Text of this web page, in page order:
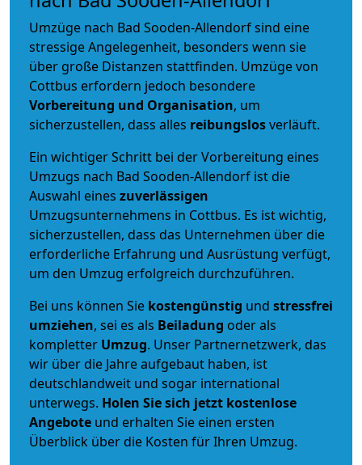
Umzüge nach Bad Sooden-Allendorf sind eine
stressige Angelegenheit, besonders wenn sie
über große Distanzen stattfinden. Umzüge von
Cottbus erfordern jedoch besondere
Vorbereitung und Organisation, um
sicherzustellen, dass alles reibungslosverläuft.
Ein wichtiger Schritt bei der Vorbereitung eines
Umzugs nach Bad Sooden-Allendorf ist die
Auswahl eines zuverlässigen
Umzugsunternehmens in Cottbus. Es ist wichtig,
sicherzustellen, dass das Unternehmen über die
erforderliche Erfahrung und Ausrüstung verfügt,
um den Umzug erfolgreich durchzuführen.
Bei uns können Sie kostengünstig und stressfrei
umziehen, sei es als Beiladung oder als
kompletter Umzug. Unser Partnernetzwerk, das
wir über die Jahre aufgebaut haben, ist
deutschlandweit und sogar international
unterwegs. Holen Sie sich jetzt kostenlose
Angebote und erhalten Sie einen ersten
Überblick über die Kosten für Ihren Umzug.